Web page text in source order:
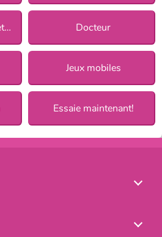
Jeux Garder enfants et animaux Docteur
Jeux mobiles
Essaie maintenant!